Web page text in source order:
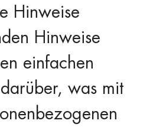
Hinweise
Hinweise
einfachen
was mit